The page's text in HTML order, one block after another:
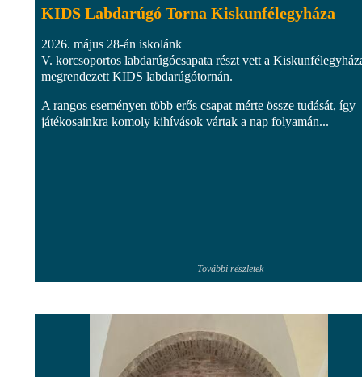
KIDS Labdarúgó Torna Kiskunfélegyháza
2026. május 28-án iskolánk
V. korcsoportos labdarúgócsapata részt vett a
megrendezett KIDS labdarúgótornán.
A rangos eseményen több erős csapat mérte össze tudását, így
játékosainkra komoly kihívások vártak a nap folyamán...
További részletek